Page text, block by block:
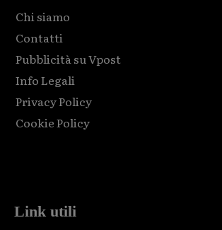
Chi siamo
Contatti
Pubblicità su Vpost
Info Legali
Privacy Policy
Cookie Policy
Link utili